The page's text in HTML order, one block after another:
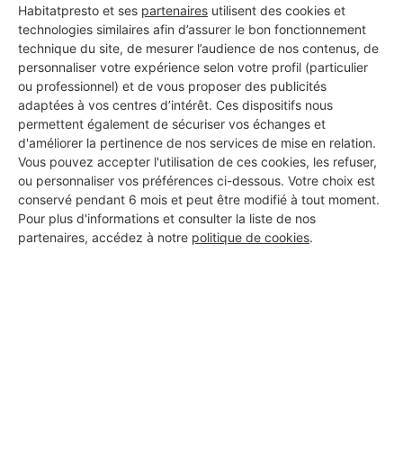
Habitatpresto et ses partenaires utilisent des cookies et
technologies similaires afin d’assurer le bon fonctionnement
technique du site, de mesurer l’audience de nos contenus, de
personnaliser votre expérience selon votre profil (particulier
ou professionnel) et de vous proposer des publicités
adaptées à vos centres d’intérêt. Ces dispositifs nous
permettent également de sécuriser vos échanges et
d'améliorer la pertinence de nos services de mise en relation.
Vous pouvez accepter l'utilisation de ces cookies, les refuser,
ou personnaliser vos préférences ci-dessous. Votre choix est
conservé pendant 6 mois et peut être modifié à tout moment.
Pour plus d'informations et consulter la liste de nos
partenaires, accédez à notre politique de cookies.